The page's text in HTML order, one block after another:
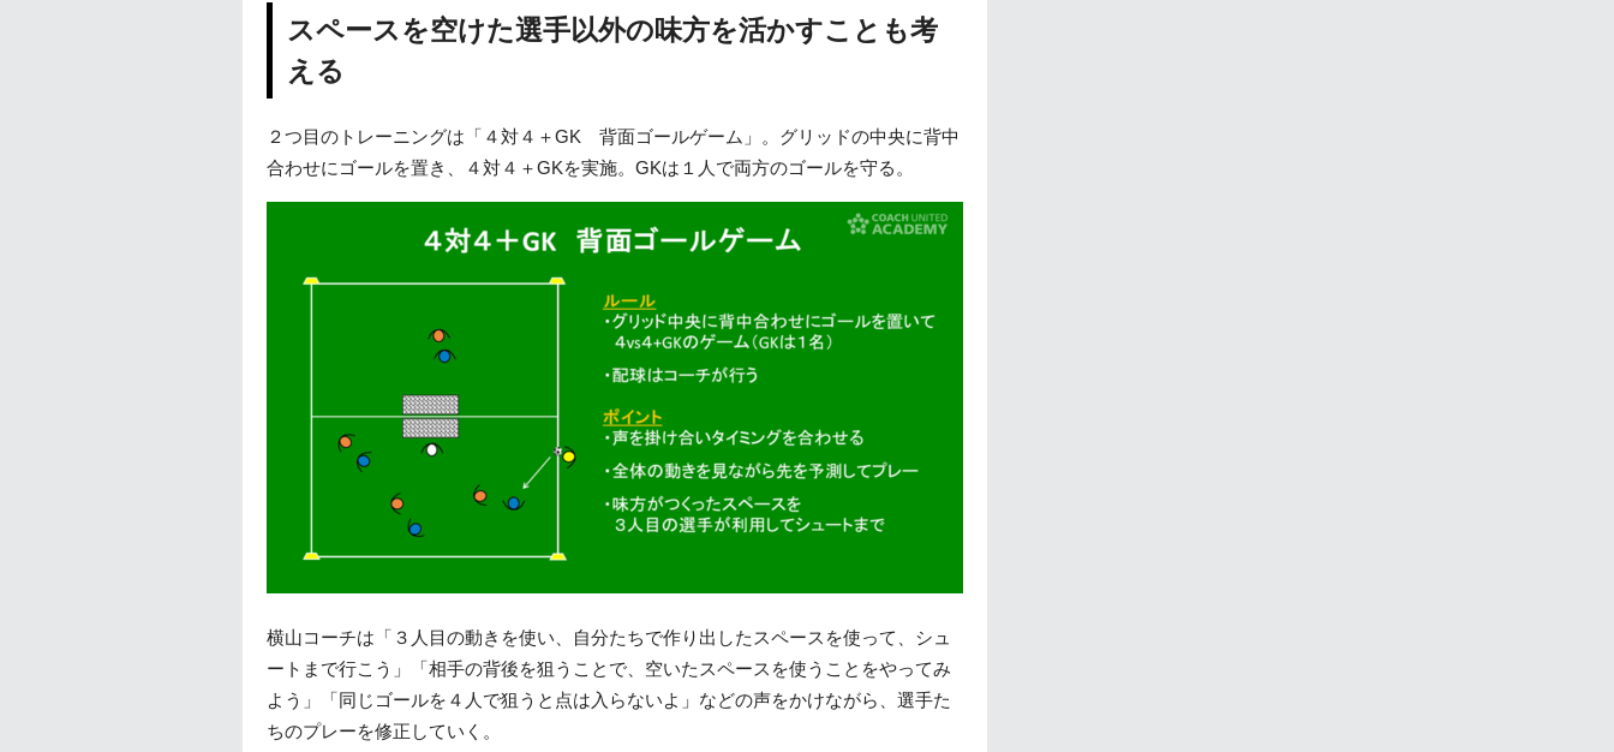
スペースを空けた選手以外の味方を活かすことも考
える
２つ目のトレーニングは「４対４＋GK 背面ゴールゲーム」。グリッドの中央に背中
合わせにゴールを置き、４対４＋GKを実施。GKは１人で両方のゴールを守る。
横山コーチは「３人目の動きを使い、自分たちで作り出したスペースを使って、シュ
ートまで行こう」「相手の背後を狙うことで、空いたスペースを使うことをやってみ
よう」「同じゴールを４人で狙うと点は入らないよ」などの声をかけながら、選手た
ちのプレーを修正していく。